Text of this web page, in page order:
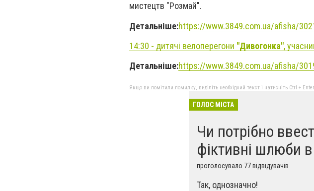
мистецтв "Розмай".
Детальніше:https://www.3849.com.ua/afisha/
14:30 - дитячі велоперегони "Дивогонка",
Детальніше:https://www.3849.com.ua/afisha/
Якщо ви помітили помилку, виділіть необхідний текст і натисніть Ctrl +
ГОЛОС МІСТА
Чи потрібно
фіктивні шлюби в
проголосувало 77 відвідувачів
Так, однозначно!